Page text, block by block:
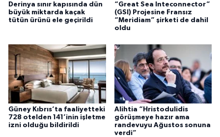
Derinya sınır kapısında dün
büyük miktarda kaçak
tütün ürünü ele geçirildi
“Great Sea Inteconnector”
(GSI) Projesine Fransız
“Meridiam” şirketi de dahil
oldu
Güney Kıbrıs’ta faaliyetteki
728 otelden 141’inin işletme
izni olduğu bildirildi
Alihtia “Hristodulidis
görüşmeye hazır ama
randevuyu Ağustos sonuna
verdi”